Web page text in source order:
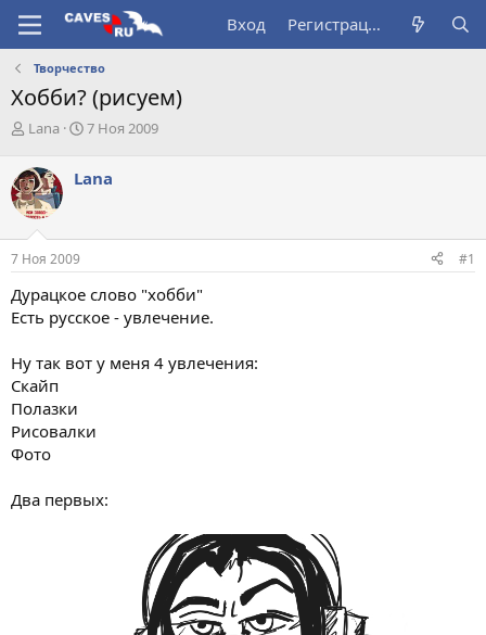
Вход Регистрация
Творчество
Хобби? (рисуем)
А
т
о
р
т
е
м
Lana
Д
а
ч
а
7 Ноя 2009
Lana
7 Ноя 2009 #1
Дурацкое слово "хобби"
Есть русское - увлечение.
Ну так вот у меня 4 увлечения:
Скайп
Полазки
Рисовалки
Фото
Два первых: